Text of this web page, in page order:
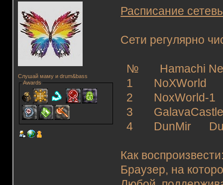
Слушай маму и drum&bass
Awards
Расписание
Сети регулярно
№ Hamachi
1 NoXWorld
2 NoxWorld-
3
4 DunMir
Как
Браузер, на